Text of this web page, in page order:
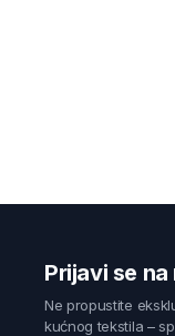
Prijavi se
Ne propustite
kućnog tekstila –